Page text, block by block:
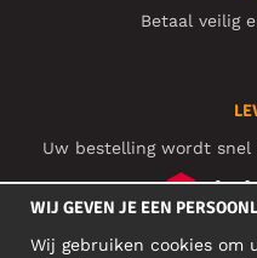
Betaal veilig
Uw bestelling wordt
WIJ GEVEN JE EEN
Wij gebruiken cookies om